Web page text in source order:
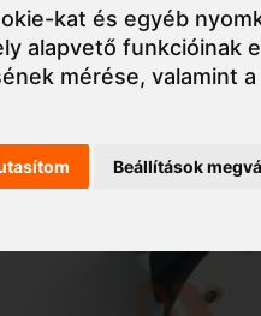
kat és egyéb
alapvető funkcióinak
mérése, valamint
Beállítások
Tábla, táska, szalag